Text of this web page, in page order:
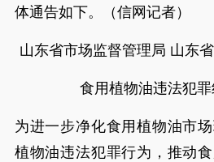
体通告如下。（信网记者）
山东省市场监督管理局 山东
食用植物油违法犯
为进一步净化食用植物油市
植物油违法犯罪行为，推动